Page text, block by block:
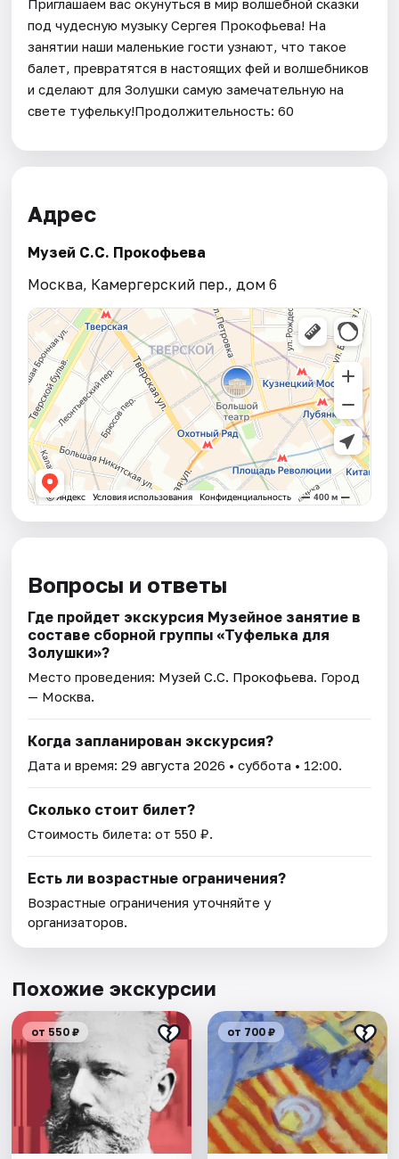
Приглашаем вас окунуться в мир волшебной сказки
под чудесную музыку Сергея Прокофьева! На
занятии наши маленькие гости узнают, что такое
балет, превратятся в настоящих фей и волшебников
и сделают для Золушки самую замечательную на
свете туфельку!Продолжительность: 60
Адрес
Музей С.С. Прокофьева
Москва, Камергерский пер., дом 6
Вопросы и ответы
Где пройдет экскурсия Музейное занятие в
составе сборной группы «Туфелька для
Золушки»?
Место проведения: Музей С.С. Прокофьева. Город
— Москва.
Когда запланирован экскурсия?
Дата и время:29 августа 2026 • суббота • 12:00.
Сколько стоит билет?
Стоимость билета: от 550 ₽.
Есть ли возрастные ограничения?
Возрастные ограничения уточняйте у
организаторов.
Похожие экскурсии
от 550 ₽ от 700 ₽